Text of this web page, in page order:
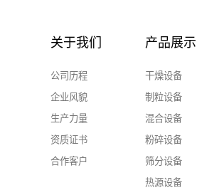
关于我们
公司历程
企业风貌
生产力量
资质证书
合作客户
产品展示
干燥设备
制粒设备
混合设备
粉碎设备
筛分设备
热源设备